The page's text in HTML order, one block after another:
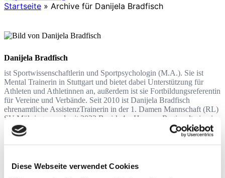
Diese Webseite verwendet Cookies
Startseite » Archive für Danijela Bradfisch
Danijela Bradfisch
ist Sportwissenschaftlerin und Sportpsychologin (M.A.). Sie ist
Mental Trainerin in Stuttgart und bietet dabei Unterstützung für
Athleten und Athletinnen an, außerdem ist sie Fortbildungsreferentin
für Vereine und Verbände. Seit 2010 ist Danijela Bradfisch
ehrenamtliche Assistenz­Trainerin in der 1. Damen Mannschaft (RL)
SV Möhringen und seit 2022 Bezirk 4 – Honorar Regionaltrainerin
Großraum Alb / Bodensee.